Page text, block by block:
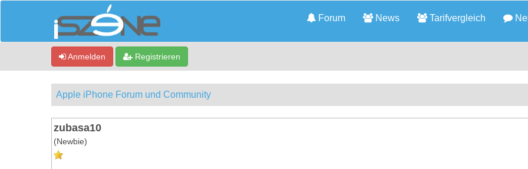
Forum News Tarifvergleich
Anmelden Registrieren
Apple iPhone Forum und Community
zubasa10
(Newbie)